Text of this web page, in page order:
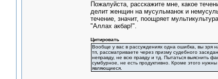
Пожалуйста, расскажите мне, какое
делит женщин на мусульманок и
течение, значит, поощряет
"Аллах акбар!".
Цитировать
Вообще у вас в рассуждениях одна ошибка, вы зря
тп, рассматриваете через призму судебного
неправду, не всю правду и тд. Пытаться выяснить
сумбурное, не есть продуктивно. Кроме этого
являющиеся.